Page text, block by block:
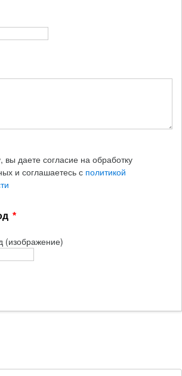
даете согласие на обработку
и соглашаетесь с политикой